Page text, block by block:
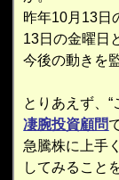
昨年10月13日
13日の金曜日
今後の動きを
とりあえず、
凄腕投資顧問
急騰株に上手
してみること